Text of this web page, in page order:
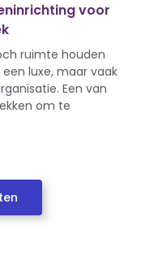
voor
ruimte houden
luxe, maar vaak
Een van
om te